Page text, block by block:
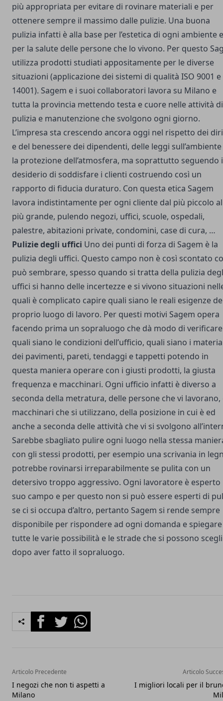
più appropriata per evitare di rovinare materiali e per
ottenere sempre il massimo dalle pulizie. Una buona
pulizia infatti è alla base per l’estetica di ogni ambiente e
per la salute delle persone che lo vivono. Per questo
utilizza prodotti studiati appositamente per le diverse
situazioni (applicazione dei sistemi di qualità ISO 9001 e
14001). Sagem e i suoi collaboratori lavora su Milano e
tutta la provincia mettendo testa e cuore nelle attività di
pulizia e manutenzione che svolgono ogni giorno.
L’impresa sta crescendo ancora oggi nel rispetto dei
e del benessere dei dipendenti, delle leggi sull’ambiente
la protezione dell’atmosfera, ma soprattutto seguendo
desiderio di soddisfare i clienti costruendo così un
rapporto di fiducia duraturo. Con questa etica Sagem
lavora indistintamente per ogni cliente dal più piccolo al
più grande, pulendo negozi, uffici, scuole, ospedali,
palestre, abitazioni private, condomini, case di cura, …
Pulizie degli uffici Uno dei punti di forza di Sagem è la
pulizia degli uffici. Questo campo non è così scontato
può sembrare, spesso quando si tratta della pulizia
uffici si hanno delle incertezze e si vivono situazioni
quali è complicato capire quali siano le reali esigenze
proprio luogo di lavoro. Per questi motivi Sagem opera
facendo prima un sopraluogo che dà modo di verificare
quali siano le condizioni dell’ufficio, quali siano i
dei pavimenti, pareti, tendaggi e tappetti potendo in
questa maniera operare con i giusti prodotti, la giusta
frequenza e macchinari. Ogni ufficio infatti è diverso a
seconda della metratura, delle persone che vi lavorano,
macchinari che si utilizzano, della posizione in cui è ed
anche a seconda delle attività che vi si svolgono
Sarebbe sbagliato pulire ogni luogo nella stessa
con gli stessi prodotti, per esempio una scrivania in
potrebbe rovinarsi irreparabilmente se pulita con un
detersivo troppo aggressivo. Ogni lavoratore è esperto
suo campo e per questo non si può essere esperti di
se ci si occupa d’altro, pertanto Sagem si rende sempre
disponibile per rispondere ad ogni domanda e spiegare
tutte le varie possibilità e le strade che si possono
dopo aver fatto il sopraluogo.
FacebookTwitterWhatsapp
Articolo Precedente
I negozi che non ti aspetti a
Milano
Articolo
I migliori locali per il